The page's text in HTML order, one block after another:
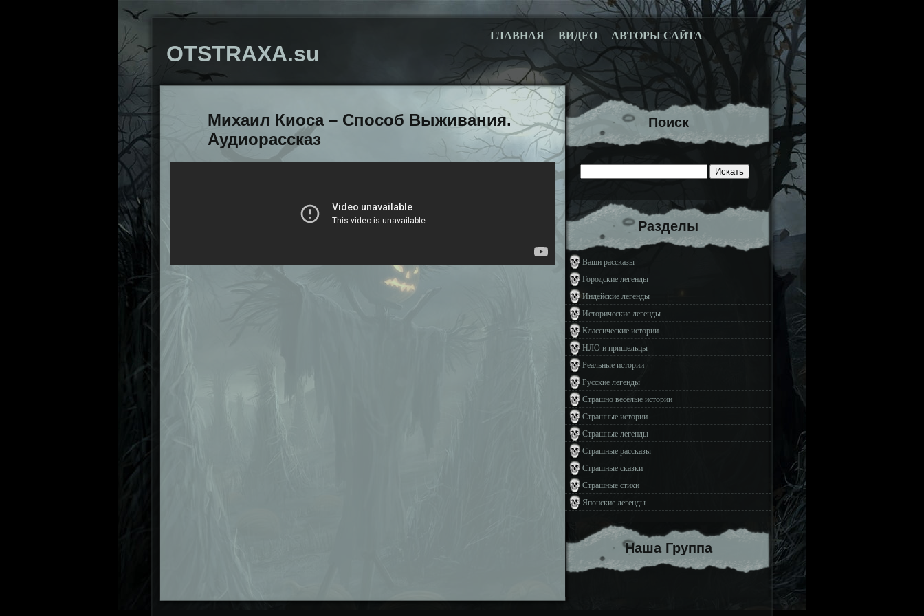
OTSTRAXA.su
ГЛАВНАЯ ВИДЕО АВТОРЫ САЙТА
Михаил Киоса – Способ Выживания.
Аудиорассказ
Поиск
Разделы
Ваши рассказы
Городские легенды
Индейские легенды
Исторические легенды
Классические истории
НЛО и пришельцы
Реальные истории
Русские легенды
Страшно весёлые истории
Страшные истории
Страшные легенды
Страшные рассказы
Страшные сказки
Страшные стихи
Японские легенды
Наша Группа